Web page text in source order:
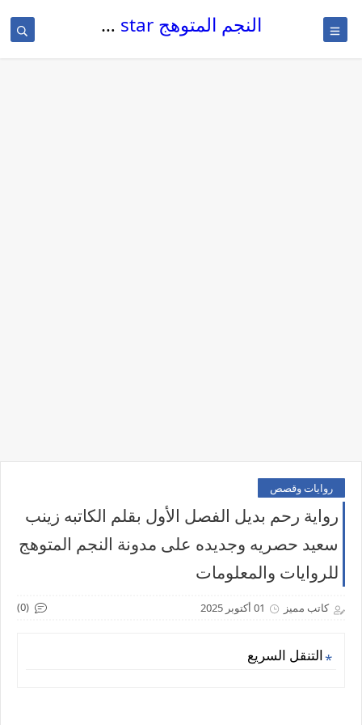
النجم المتوهج The glowing star
روايات وقصص
رواية رحم بديل الفصل الأول بقلم الكاتبه زينب
سعيد حصريه وجديده على مدونة النجم المتوهج
للروايات والمعلومات
كاتب مميز 01 أكتوبر 2025 (0)
التنقل السريع